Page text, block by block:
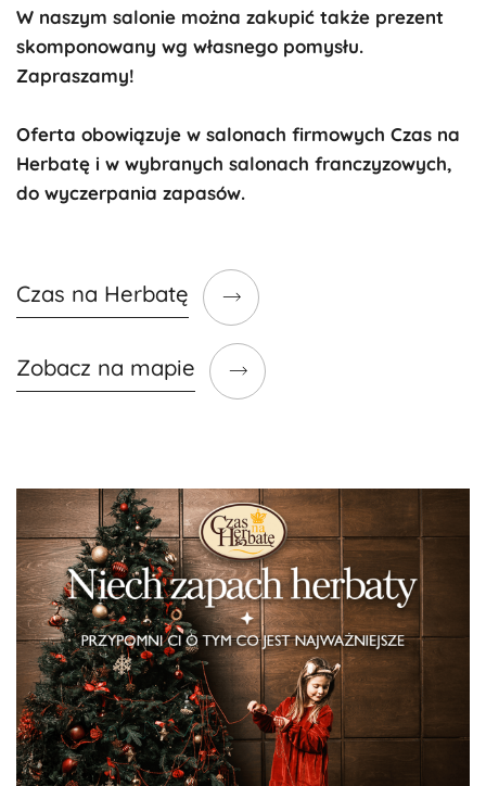
W naszym salonie można zakupić także prezent
skomponowany wg własnego pomysłu.
Zapraszamy!
Oferta obowiązuje w salonach firmowych Czas na
Herbatę i w wybranych salonach franczyzowych,
do wyczerpania zapasów.
Czas na Herbatę
Zobacz na mapie